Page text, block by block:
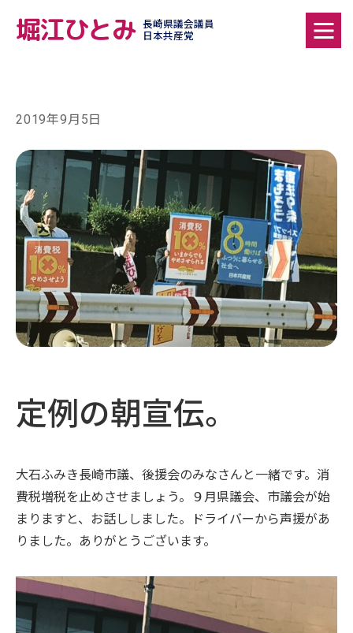
堀江ひとみ
長崎県議会議員
日本共産党
2019年9月5日
定例の朝宣伝。
大石ふみき長崎市議、後援会のみなさんと一緒です。消
費税増税を止めさせましょう。９月県議会、市議会が始
まりますと、お話ししました。ドライバーから声援があ
りました。ありがとうございます。